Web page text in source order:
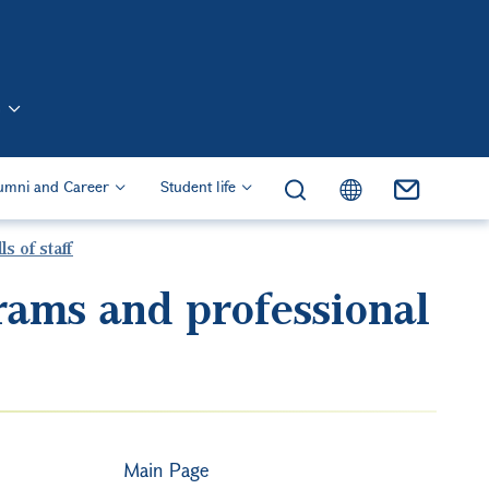
(Eng)
and Career Student life
of staff
and professional
Main Page